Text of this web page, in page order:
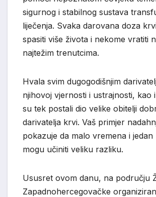
sigurnog i stabilnog sustava
liječenja. Svaka darovana doza
spasiti više života i nekome vratiti
najtežim trenutcima.
Hvala svim dugogodišnjim
njihovoj vjernosti i ustrajnosti, kao
su tek postali dio velike obitelji
darivatelja krvi. Vaš primjer
pokazuje da malo vremena i
mogu učiniti veliku razliku.
Ususret ovom danu, na području
Zapadnohercegovačke